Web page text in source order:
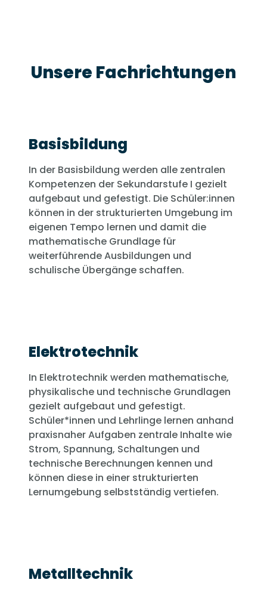
Unsere Fachrichtungen
Basisbildung
In der Basisbildung werden alle zentralen
Kompetenzen der Sekundarstufe I gezielt
aufgebaut und gefestigt. Die Schüler:innen
können in der strukturierten Umgebung im
eigenen Tempo lernen und damit die
mathematische Grundlage für
weiterführende Ausbildungen und
schulische Übergänge schaffen.
Elektrotechnik
In Elektrotechnik werden mathematische,
physikalische und technische Grundlagen
gezielt aufgebaut und gefestigt.
Schüler*innen und Lehrlinge lernen anhand
praxisnaher Aufgaben zentrale Inhalte wie
Strom, Spannung, Schaltungen und
technische Berechnungen kennen und
können diese in einer strukturierten
Lernumgebung selbstständig vertiefen.
Metalltechnik